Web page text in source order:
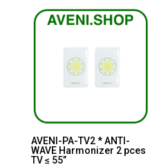
AVENI-PA-TV2 * ANTI-
WAVE Harmonizer 2 pces
TV ≤ 55’’